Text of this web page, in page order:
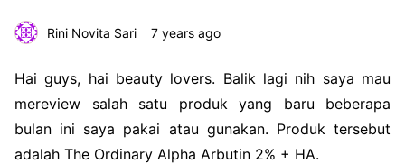
Rini Novita Sari 7 years ago
Hai guys, hai beauty lovers. Balik lagi nih saya mau
mereview salah satu produk yang baru beberapa
bulan ini saya pakai atau gunakan. Produk tersebut
adalah The Ordinary Alpha Arbutin 2% + HA.